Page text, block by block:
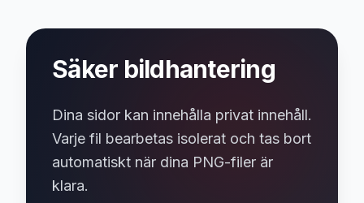
Säker bildhantering
Dina sidor kan innehålla privat innehåll.
Varje fil bearbetas isolerat och tas bort
automatiskt när dina PNG-filer är
klara.